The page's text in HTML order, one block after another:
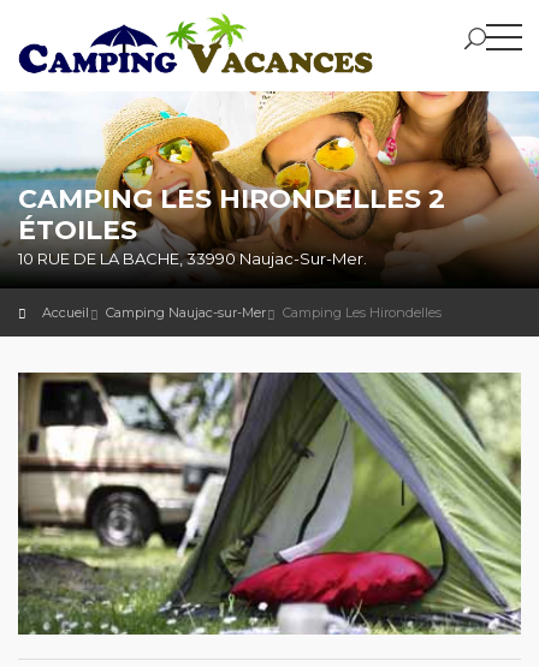
CAMPING LES HIRONDELLES 2
ÉTOILES
10 RUE DE LA BACHE, 33990 Naujac-Sur-Mer.
Accueil Camping Naujac-sur-Mer Camping Les Hirondelles